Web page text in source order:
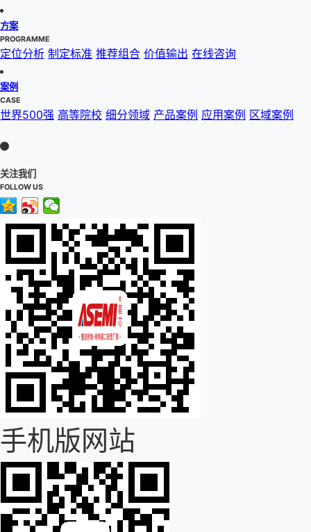
方案
PROGRAMME
定位分析 制定标准 推荐组合 价值输出 在线咨询
案例
CASE
世界500强 高等院校 细分领域 产品案例 应用案例 区域案例
关注我们
FOLLOW US
手机版网站